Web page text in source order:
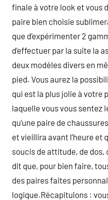
finale à votre look et vous
paire bien choisie
que d’expérimenter 2
d’effectuer par la suite la
deux modèles divers en
pied. Vous aurez la
qui est la plus jolie à votre
laquelle vous vous sentez
qu’une paire de
et vieillira avant l’heure et
soucis de attitude, de dos,
dit que, pour bien faire,
des paires faites
logique.Récapitulons :